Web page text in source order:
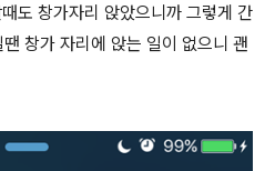
도 창가자리 앉았으니까 그렇게 간
창가 자리에 앉는 일이 없으니 괜